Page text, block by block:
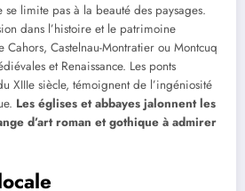
se limite pas à la beauté des paysages.
dans l’histoire et le patrimoine
Cahors, Castelnau-Montratier ou Montcuq
et Renaissance. Les ponts
XIIIe siècle, témoignent de l’ingéniosité
Les églises et abbayes jalonnent les
d’art roman et gothique à admirer